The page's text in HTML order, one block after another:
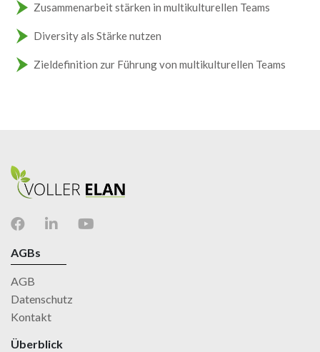
Zusammenarbeit stärken in multikulturellen Teams
Diversity als Stärke nutzen
Zieldefinition zur Führung von multikulturellen Teams
AGBs
AGB
Datenschutz
Kontakt
Überblick